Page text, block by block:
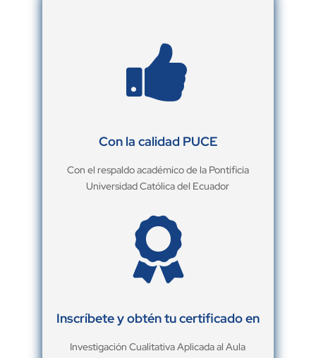

Con la calidad PUCE
Con el respaldo académico de la Pontificia
Universidad Católica del Ecuador

Inscríbete y obtén tu certificado en
Investigación Cualitativa Aplicada al Aula